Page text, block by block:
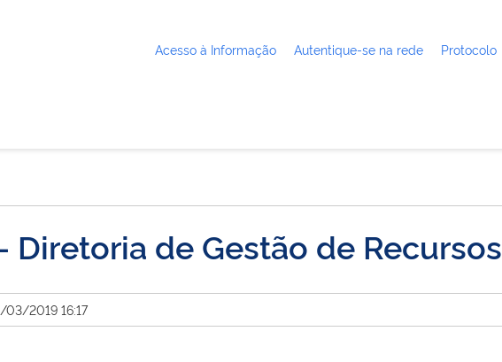
Acesso à Informação Autentique-se na rede Protocolo
de Gestão de Recursos
2019 16:17